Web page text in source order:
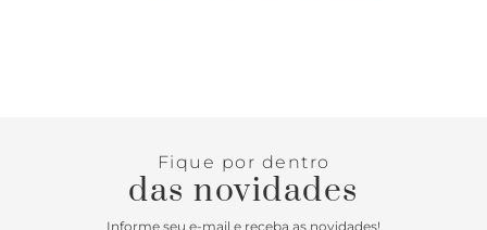
Fique por dentro
das novidades
Informe seu e-mail e receba as novidades!